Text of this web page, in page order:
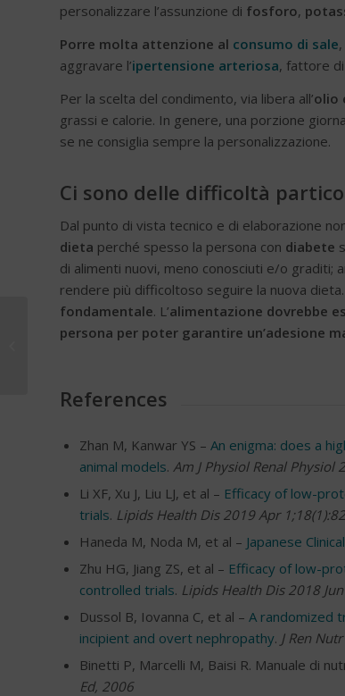
personalizzare l’assunzione di fosforo,
Porre molta attenzione al consumo di sale
aggravare l’ipertensione arteriosa, fattore di
Per la scelta del condimento, via libera all’olio
grassi e calorie. In genere, una porzione
se ne consiglia sempre la personalizzazione.
Ci sono delle difficoltà
Dal punto di vista tecnico e di elaborazione
dieta perché spesso la persona con diabete
di alimenti nuovi, meno conosciuti e/o graditi;
rendere più difficoltoso seguire la nuova
fondamentale. L’alimentazione dovrebbe
persona per poter garantire un’adesione
References
Zhan M, Kanwar YS – An enigma: does a
animal models. Am J Physiol Renal Physiol
Li XF, Xu J, Liu LJ, et al – Efficacy of low-
trials. Lipids Health Dis 2019 Apr 1;18(1):82
Haneda M, Noda M, et al – Japanese
Zhu HG, Jiang ZS, et al – Efficacy of low-
controlled trials. Lipids Health Dis 2018
Dussol B, Iovanna C, et al – A randomized
incipient and overt nephropathy. J Ren
Binetti P, Marcelli M, Baisi R. Manuale di
Ed, 2006
Correzione e terapia